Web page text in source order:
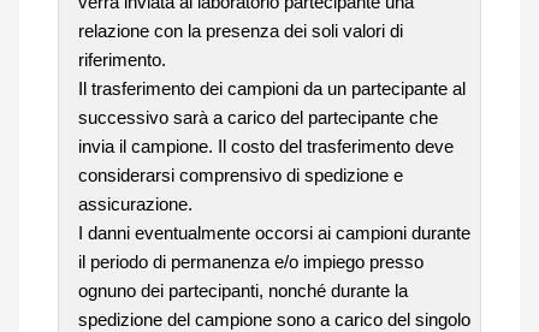
relazione con la presenza dei soli valori di
riferimento.
Il trasferimento dei campioni da un partecipante al
successivo sarà a carico del partecipante che
invia il campione. Il costo del trasferimento deve
considerarsi comprensivo di spedizione e
assicurazione.
I danni eventualmente occorsi ai campioni durante
il periodo di permanenza e/o impiego presso
ognuno dei partecipanti, nonché durante la
spedizione del campione sono a carico del singolo